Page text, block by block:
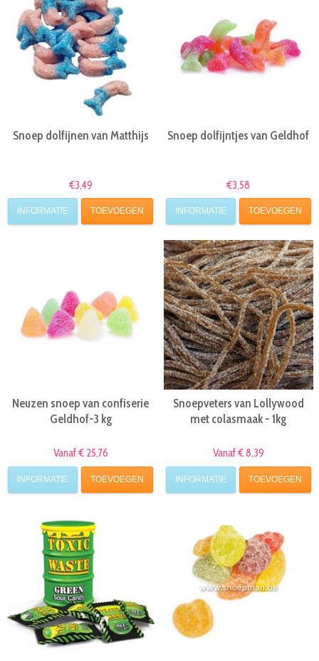
Snoep dolfijnen van Matthijs
€3,49
INFORMATIE TOEVOEGEN
Snoep dolfijntjes van Geldhof
€3,58
INFORMATIE TOEVOEGEN
Neuzen snoep van confiserie
Geldhof-3 kg
Vanaf € 25,76
INFORMATIE TOEVOEGEN
Snoepveters van Lollywood
met colasmaak - 1kg
Vanaf € 8,39
INFORMATIE TOEVOEGEN